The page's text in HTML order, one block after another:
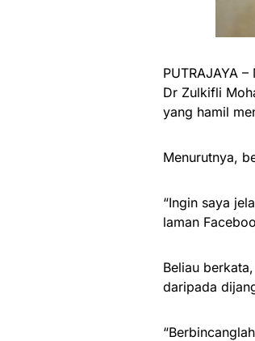
PUTRAJAYA
Dr Zulkifli
yang hamil
Menurutnya,
“Ingin saya
laman
Beliau
daripada